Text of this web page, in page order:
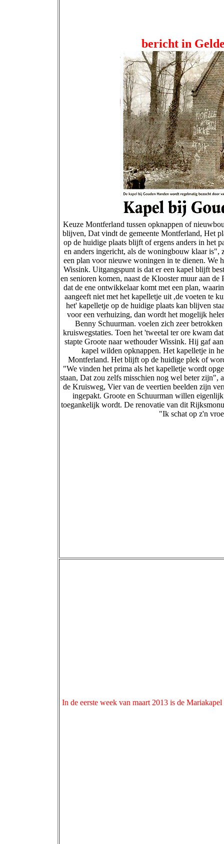
bericht in
Keuze Montferland tussen opknappen of
blijven, Dat vindt de gemeente Montferland, Het
op de huidige plaats blijft of ergens anders in het
en anders ingericht, als de woningbouw klaar
een plan voor nieuwe woningen in te dienen. We
Wissink. Uitgangspunt is dat er een kapel blijft
en senioren komen, naast de Klooster muur aan
dat de ene ontwikkelaar komt met een plan,
aangeeft niet met het kapelletje uit ,de voeten te
het' kapelletje op de huidige plaats kan blijven
voor een verhuizing, dan wordt het mogelijk
Benny Schuurman. voelen zich zeer
kruiswegstaties. Toen het 'tweetal ter ore kwam
stapte Groote naar wethouder Wissink. Hij gaf
kapel wilden opknappen. Het kapelletje in
Montferland. Het blijft op de huidige plek of
"We vinden het prima als het kapelletje wordt
staan, Dat zou zelfs misschien nog wel beter zijn",
de Kruisweg, Vier van de veertien beelden zijn
ingepakt. Groote en Schuurman willen
toegankelijk wordt. De renovatie van dit
"Ik schat op z'n
In de eerste week van maart 2013 is de